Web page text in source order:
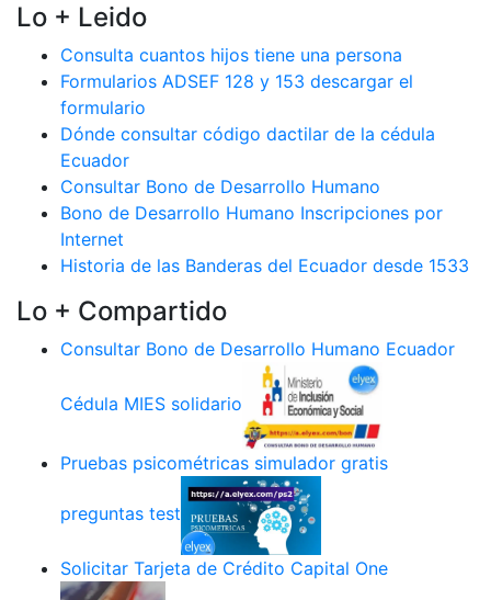
Lo + Leido
Consulta cuantos hijos tiene una persona
Formularios ADSEF 128 y 153 descargar el
formulario
Dónde consultar código dactilar de la cédula
Ecuador
Consultar Bono de Desarrollo Humano
Bono de Desarrollo Humano Inscripciones por
Internet
Historia de las Banderas del Ecuador desde 1533
Lo + Compartido
Consultar Bono de Desarrollo Humano Ecuador
Cédula MIES solidario
Pruebas psicométricas simulador gratis
preguntas test
Solicitar Tarjeta de Crédito Capital One